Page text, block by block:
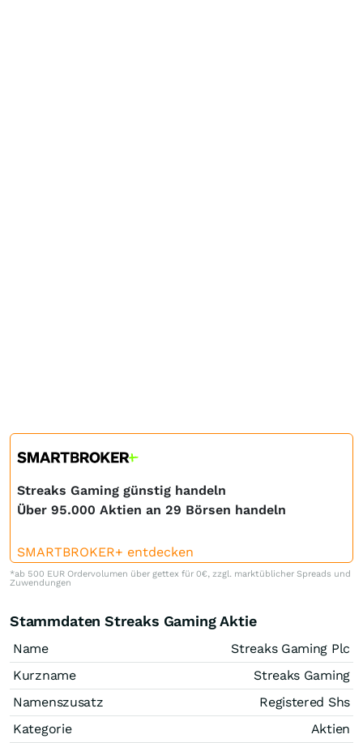
Streaks Gaming günstig handeln
Über 95.000 Aktien an 29 Börsen handeln
SMARTBROKER+ entdecken
*ab 500 EUR Ordervolumen über gettex für 0€, zzgl. marktüblicher Spreads und
Zuwendungen
Stammdaten Streaks Gaming Aktie
Name
Streaks Gaming Plc
Kurzname
Streaks Gaming
Namenszusatz
Registered Shs
Kategorie
Aktien